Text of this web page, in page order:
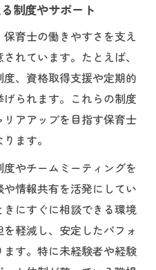
制度やサポート
育士の働きやすさを支え
れています。たとえば、
、資格取得支援や定期的
られます。これらの制度
アアップを目指す保育士
ます。
やチームミーティングを
情報共有を活発にしてい
にすぐに相談できる環境
軽減し、安定したパフォ
す。特に未経験者や経験